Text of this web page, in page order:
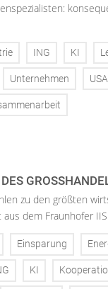
ING KI
Unternehmen USA
zu den größten
dem Fraunhofer
Einsparung
KI